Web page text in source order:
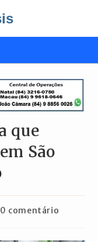
que
São
0 comentário